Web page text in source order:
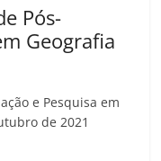
Pós-
Geografia
e Pesquisa em
de 2021